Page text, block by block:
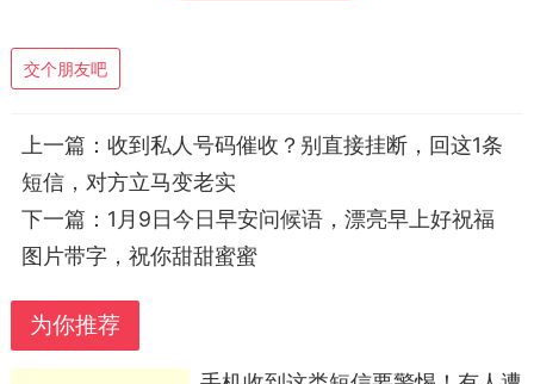
座坚不可摧的友情城堡。或许，是一句“你还好
吗？”的短信，或是一段长长的语音，虽然简单，却
我喜欢那种奇奇怪怪的感觉——我们之间的小
秘密、那些只有自己懂的趣事，像是夜空中闪烁的
星辰，点缀着彼此的生命。我们用这些“奇奇怪
个世界里，没有太多的喧嚣，没有太多的浮华，只
有纯粹的心意和真挚的关怀。
交个朋友吧
上一篇： 收到私人号码催收？别直接挂断，回这1条
短信，对方立马变老实
下一篇： 1月9日今日早安问候语，漂亮早上好祝福
图片带字，祝你甜甜蜜蜜
为你推荐